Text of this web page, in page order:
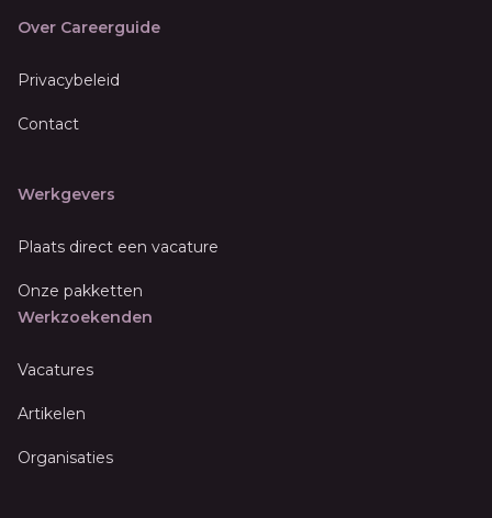
Over Careerguide
Privacybeleid
Contact
Werkgevers
Plaats direct een vacature
Onze pakketten
Werkzoekenden
Vacatures
Artikelen
Organisaties